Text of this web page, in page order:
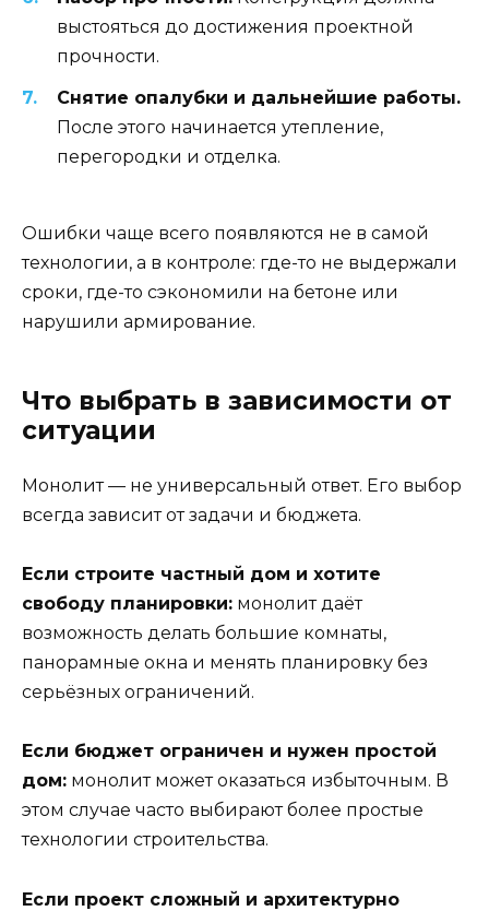
выстояться до достижения проектной
прочности.
Снятие опалубки и дальнейшие работы.
После этого начинается утепление,
перегородки и отделка.
Ошибки чаще всего появляются не в самой
технологии, а в контроле: где-то не выдержали
сроки, где-то сэкономили на бетоне или
нарушили армирование.
Что выбрать в зависимости от
ситуации
Монолит — не универсальный ответ. Его выбор
всегда зависит от задачи и бюджета.
Если строите частный дом и хотите
свободу планировки: монолит даёт
возможность делать большие комнаты,
панорамные окна и менять планировку без
серьёзных ограничений.
Если бюджет ограничен и нужен простой
дом: монолит может оказаться избыточным. В
этом случае часто выбирают более простые
технологии строительства.
Если проект сложный и архитектурно